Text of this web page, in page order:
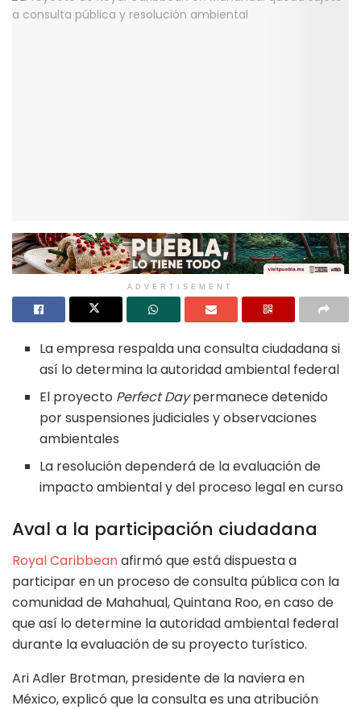
ADVERTISEMENT
La empresa respalda una consulta ciudadana si
así lo determina la autoridad ambiental federal
El proyecto Perfect Daypermanece detenido
por suspensiones judiciales y observaciones
ambientales
La resolución dependerá de la evaluación de
impacto ambiental y del proceso legal en curso
Aval a la participación ciudadana
Royal Caribbeanafirmó que está dispuesta a
participar en un proceso de consulta pública con la
comunidad de Mahahual, Quintana Roo, en caso de
que así lo determine la autoridad ambiental federal
durante la evaluación de su proyecto turístico.
Ari Adler Brotman, presidente de la naviera en
México, explicó que la consulta es una atribución